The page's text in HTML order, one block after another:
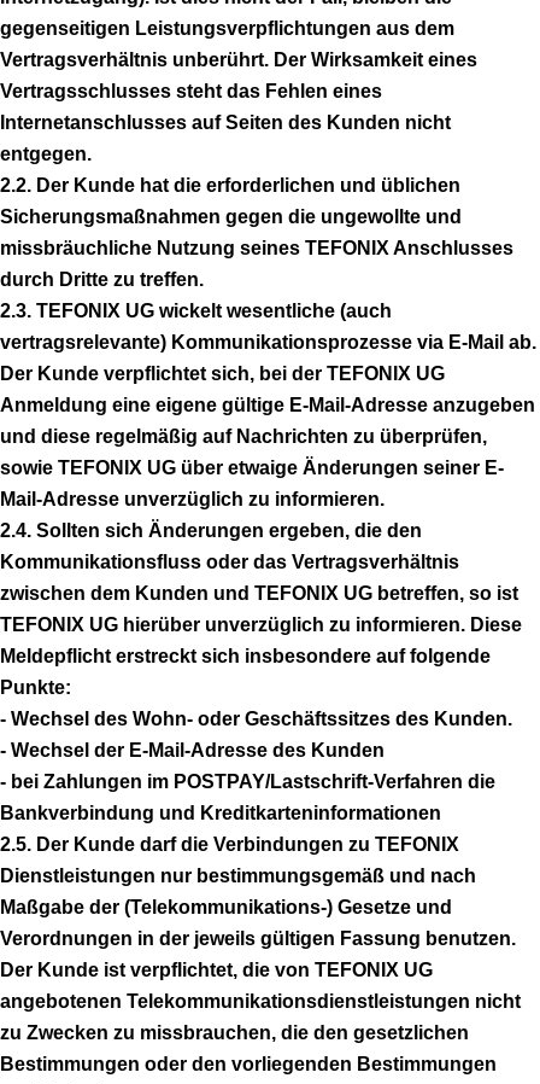
gegenseitigen Leistungsverpflichtungen aus dem
Vertragsverhältnis unberührt. Der Wirksamkeit eines
Vertragsschlusses steht das Fehlen eines
Internetanschlusses auf Seiten des Kunden nicht
entgegen.
2.2. Der Kunde hat die erforderlichen und üblichen
Sicherungsmaßnahmen gegen die ungewollte und
missbräuchliche Nutzung seines TEFONIX Anschlusses
durch Dritte zu treffen.
2.3. TEFONIX UG wickelt wesentliche (auch
vertragsrelevante) Kommunikationsprozesse via E-Mail ab.
Der Kunde verpflichtet sich, bei der TEFONIX UG
Anmeldung eine eigene gültige E-Mail-Adresse anzugeben
und diese regelmäßig auf Nachrichten zu überprüfen,
sowie TEFONIX UG über etwaige Änderungen seiner E-
Mail-Adresse unverzüglich zu informieren.
2.4. Sollten sich Änderungen ergeben, die den
Kommunikationsfluss oder das Vertragsverhältnis
zwischen dem Kunden und TEFONIX UG betreffen, so ist
TEFONIX UG hierüber unverzüglich zu informieren. Diese
Meldepflicht erstreckt sich insbesondere auf folgende
Punkte:
- Wechsel des Wohn- oder Geschäftssitzes des Kunden.
- Wechsel der E-Mail-Adresse des Kunden
- bei Zahlungen im POSTPAY/Lastschrift-Verfahren die
Bankverbindung und Kreditkarteninformationen
2.5. Der Kunde darf die Verbindungen zu TEFONIX
Dienstleistungen nur bestimmungsgemäß und nach
Maßgabe der (Telekommunikations-) Gesetze und
Verordnungen in der jeweils gültigen Fassung benutzen.
Der Kunde ist verpflichtet, die von TEFONIX UG
angebotenen Telekommunikationsdienstleistungen nicht
zu Zwecken zu missbrauchen, die den gesetzlichen
Bestimmungen oder den vorliegenden Bestimmungen